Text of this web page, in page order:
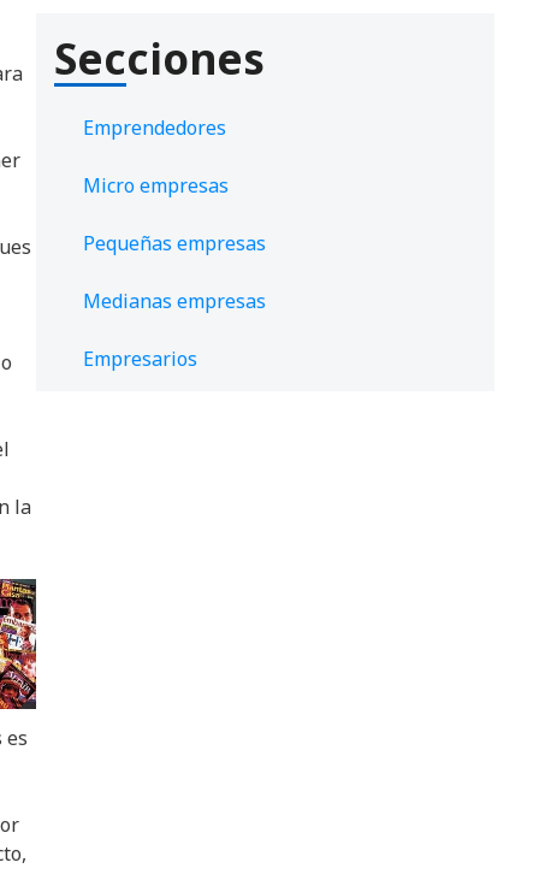
la
es
Secciones
Emprendedores
Micro empresas
Pequeñas empresas
Medianas empresas
Empresarios